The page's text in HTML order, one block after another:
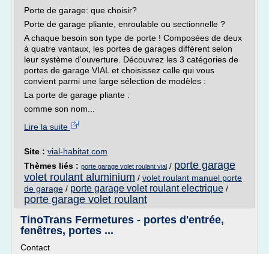
Porte de garage: que choisir?
Porte de garage pliante, enroulable ou sectionnelle ?
A chaque besoin son type de porte ! Composées de deux
à quatre vantaux, les portes de garages diffèrent selon
leur système d'ouverture. Découvrez les 3 catégories de
portes de garage VIAL et choisissez celle qui vous
convient parmi une large sélection de modèles :
La porte de garage pliante :
comme son nom...
Lire la suite
Site : vial-habitat.com
Thèmes liés : porte garage volet roulant vial / porte garage
volet roulant aluminium / volet roulant manuel porte
de garage / porte garage volet roulant electrique /
porte garage volet roulant
TinoTrans Fermetures - portes d'entrée,
fenêtres, portes ...
Contact